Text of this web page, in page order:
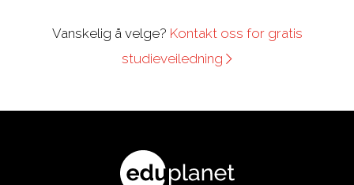
Vanskelig å velge? Kontakt oss for gratis
studieveiledning